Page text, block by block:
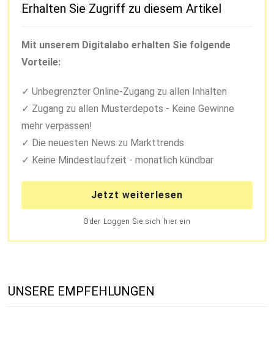
Erhalten Sie Zugriff zu diesem Artikel
Mit unserem Digitalabo erhalten Sie folgende
Vorteile:
Unbegrenzter Online-Zugang zu allen Inhalten
Zugang zu allen Musterdepots - Keine Gewinne
mehr verpassen!
Die neuesten News zu Markttrends
Keine Mindestlaufzeit - monatlich kündbar
Jetzt weiterlesen
Oder Loggen Sie sich hier ein
UNSERE EMPFEHLUNGEN